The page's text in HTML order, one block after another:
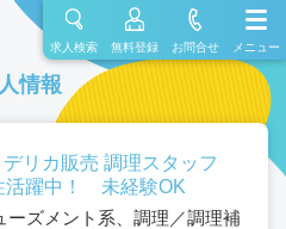
求人検索 無料登録 お問合せ メニュー
情報
リカ販売 調理スタッフ
躍中！ 未経験OK
ーズメント系、調理／調理補